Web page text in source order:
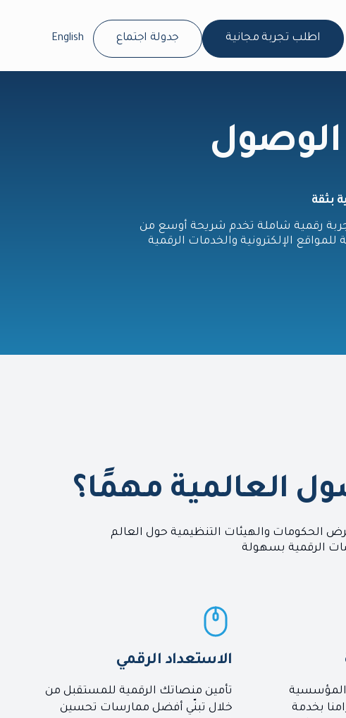
اطلب تجربة مجانية جدولة اجتماع English
الوصول
بثقة
رقمية شاملة تخدم شريحة أوسع من
الإلكترونية والخدمات الرقمية
العالمية مهمًا؟
الحكومات والهيئات التنظيمية حول العالم
الرقمية بسهولة
المؤسسية
بخدمة
الاستعداد الرقمي
تأمين منصاتك الرقمية للمستقبل من
خلال تبنّي أفضل ممارسات تحسين